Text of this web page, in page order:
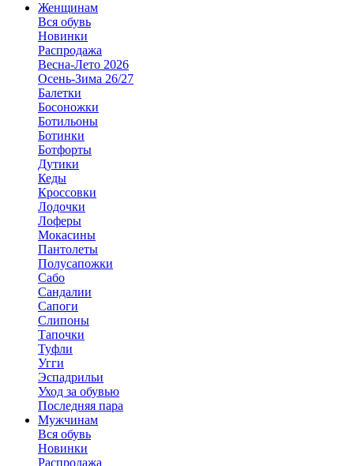
Женщинам
Вся обувь
Новинки
Распродажа
Весна-Лето 2026
Осень-Зима 26/27
Балетки
Босоножки
Ботильоны
Ботинки
Ботфорты
Дутики
Кеды
Кроссовки
Лодочки
Лоферы
Мокасины
Пантолеты
Полусапожки
Сабо
Сандалии
Сапоги
Слипоны
Тапочки
Туфли
Угги
Эспадрильи
Уход за обувью
Последняя пара
Мужчинам
Вся обувь
Новинки
Распродажа